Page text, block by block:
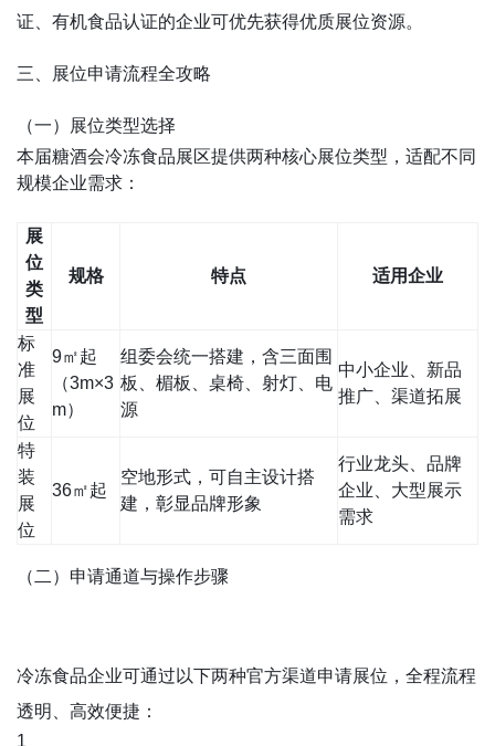
证、有机食品认证的企业可优先获得优质展位资源。
三、展位申请流程全攻略
（一）展位类型选择
本届糖酒会冷冻食品展区提供两种核心展位类型，适配不同
规模企业需求：
展
位
类
型
规格 特点 适用企业
标
准
展
位
9㎡起
（3m×3
m）
组委会统一搭建，含三面围
板、楣板、桌椅、射灯、电
源
中小企业、新品
推广、渠道拓展
特
装
展
位
36㎡起
空地形式，可自主设计搭
建，彰显品牌形象
行业龙头、品牌
企业、大型展示
需求
（二）申请通道与操作步骤
冷冻食品企业可通过以下两种官方渠道申请展位，全程流程
透明、高效便捷：